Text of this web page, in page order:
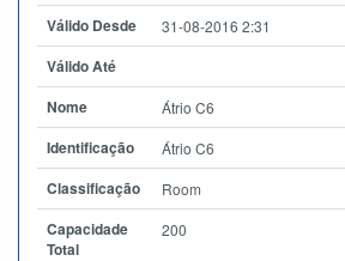
Válido Desde 31-08-2016 2:31
Válido Até
Nome
Átrio C6
Identificação Átrio C6
Classificação Room
Capacidade
Total
200